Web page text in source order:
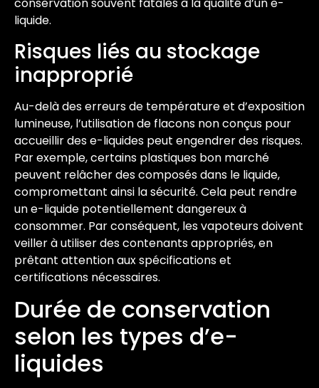
conservation souvent fatales à la qualité d’un e-
liquide.
Risques liés au stockage
inapproprié
Au-delà des erreurs de température et d’exposition
lumineuse, l’utilisation de flacons non conçus pour
accueillir des e-liquides peut engendrer des risques.
Par exemple, certains plastiques bon marché
peuvent relâcher des composés dans le liquide,
compromettant ainsi la sécurité. Cela peut rendre
un e-liquide potentiellement dangereux à
consommer. Par conséquent, les vapoteurs doivent
veiller à utiliser des contenants appropriés, en
prêtant attention aux spécifications et
certifications nécessaires.
Durée de conservation
selon les types d’e-
liquides